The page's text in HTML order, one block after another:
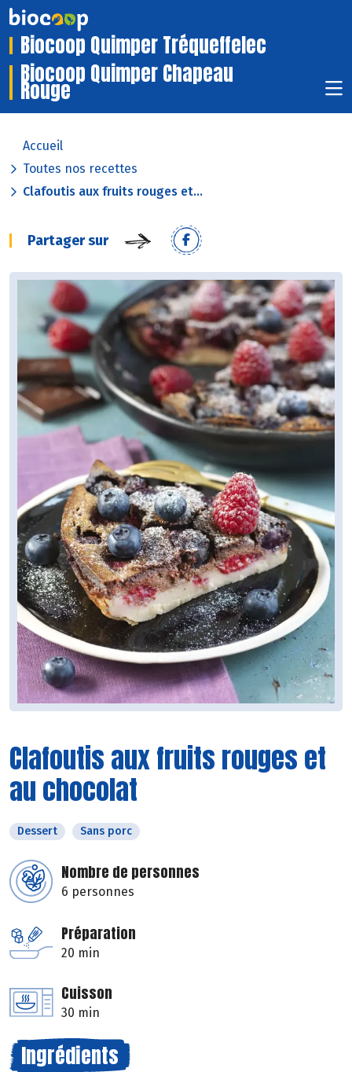
Biocoop Quimper Tréqueffelec
Biocoop Quimper Chapeau
Rouge
Accueil
Toutes nos recettes
Clafoutis aux fruits rouges et...
Partager sur
Clafoutis aux fruits rouges et
au chocolat
Dessert Sans porc
Nombre de personnes
6 personnes
Préparation
20 min
Cuisson
30 min
Ingrédients